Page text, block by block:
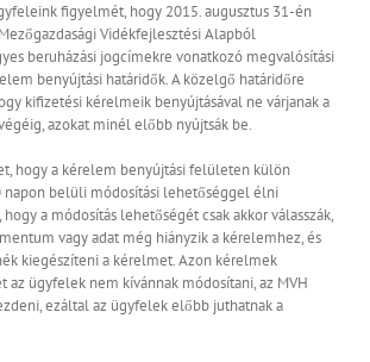
figyelmét, hogy 2015. augusztus 31-én
Vidékfejlesztési Alapból
beruházási jogcímekre vonatkozó megvalósítási
benyújtási határidők. A közelgő határidőre
kifizetési kérelmeik benyújtásával ne várjanak a
azokat minél előbb nyújtsák be.
hogy a kérelem benyújtási felületen külön
napon belüli módosítási lehetőséggel élni
hogy a módosítás lehetőségét csak akkor válasszák,
vagy adat még hiányzik a kérelemhez, és
kiegészíteni a kérelmet. Azon kérelmek
az ügyfelek nem kívánnak módosítani, az MVH
ezáltal az ügyfelek előbb juthatnak a